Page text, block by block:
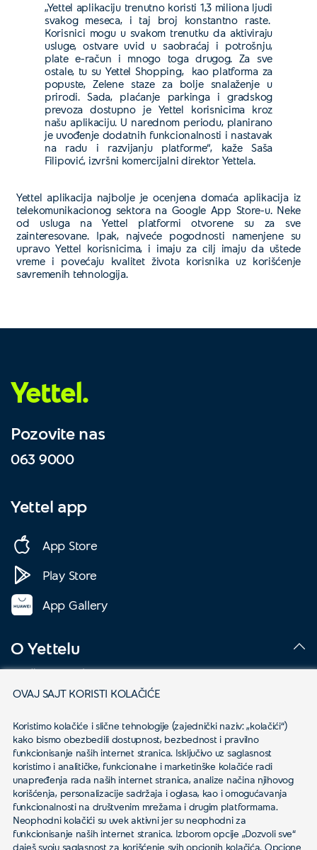
OVAJ SAJT KORISTI KOLAČIĆE
Koristimo kolačiće i slične tehnologije (zajednički naziv: „kolačići“)
kako bismo obezbedili dostupnost, bezbednost i pravilno
funkcionisanje naših internet stranica. Isključivo uz saglasnost
koristimo i analitičke, funkcionalne i marketinške kolačiće radi
unapređenja rada naših internet stranica, analize načina njihovog
korišćenja, personalizacije sadržaja i oglasa, kao i omogućavanja
funkcionalnosti na društvenim mrežama i drugim platformama.
Neophodni kolačići su uvek aktivni jer su neophodni za
funkcionisanje naših internet stranica. Izborom opcije „Dozvoli sve“
daješ svoju saglasnost za korišćenje svih opcionih kolačića. Opcione
„Yettel aplikaciju trenutno koristi 1,3 miliona ljudi
svakog meseca, i taj broj konstantno raste.
Korisnici mogu u svakom trenutku da aktiviraju
usluge, ostvare uvid u saobraćaj i potrošnju,
plate e-račun i mnogo toga drugog. Za sve
ostale, tu su Yettel Shopping, kao platforma za
popuste, Zelene staze za bolje snalaženje u
prirodi. Sada, plaćanje parkinga i gradskog
prevoza dostupno je Yettel korisnicima kroz
našu aplikaciju. U narednom periodu, planirano
je uvođenje dodatnih funkcionalnosti i nastavak
na radu i razvijanju platforme“, kaže Saša
Filipović, izvršni komercijalni direktor Yettela.
Yettel aplikacija najbolje je ocenjena domaća aplikacija iz
telekomunikacionog sektora na Google App Store-u. Neke
od usluga na Yettel platformi otvorene su za sve
zainteresovane. Ipak, najveće pogodnosti namenjene su
upravo Yettel korisnicima, i imaju za cilj imaju da uštede
vreme i povećaju kvalitet života korisnika uz korišćenje
savremenih tehnologija.
Yettel.
Pozovite nas
063 9000
Yettel app
App Store
Play Store
App Gallery
O Yettelu
Društvena odgovornost
Podaci o kompaniji
Mapa pokrivenosti
Kontakt
Novosti